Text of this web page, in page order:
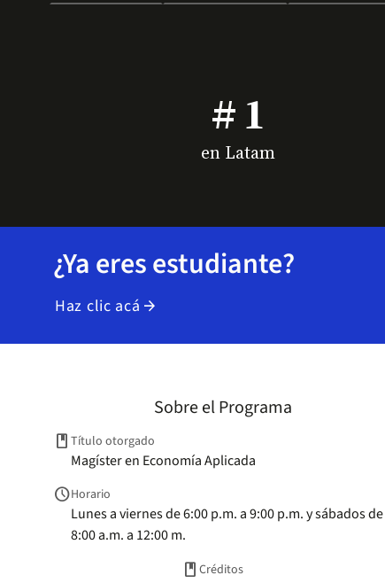
# 1
en Latam
¿Ya eres estudiante?
Haz clic acá arrow_forward
Sobre el Programa
book Título otorgado
Magíster en Economía Aplicada
scheduleHorario
Lunes a viernes de 6:00 p.m. a 9:00 p.m. y sábados de
8:00 a.m. a 12:00 m.
book Créditos